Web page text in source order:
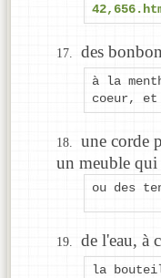
des
à la
coeur,
une corde
un meuble qui
ou des
de l'eau, à
la